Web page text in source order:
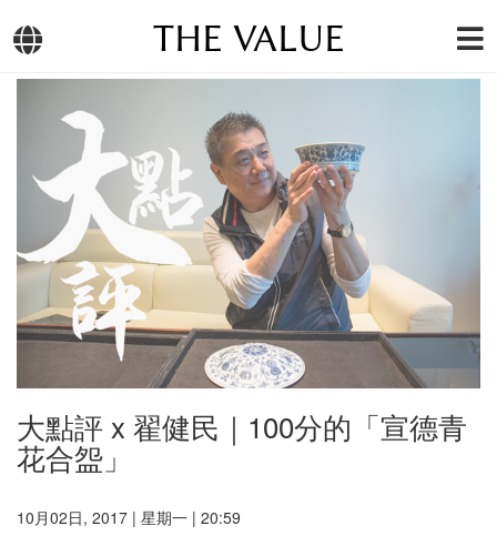
THE VALUE
大點評 x 翟健民｜100分的「宣德青
花合盌」
10月02日, 2017 | 星期一 | 20:59